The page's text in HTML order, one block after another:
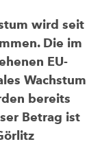
wird seit
Die im
EU-
Wachstum
bereits
Betrag ist